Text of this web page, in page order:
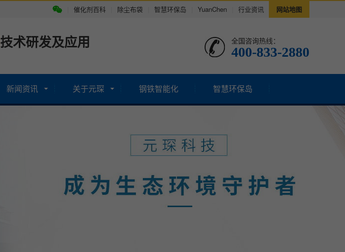
催化剂百科 除尘布袋 智慧环保岛 YuanChen 行业资讯 网站地图
技术研发及应用 400-833-2880
新闻资讯 关于元琛 钢铁智能化 智慧环保岛